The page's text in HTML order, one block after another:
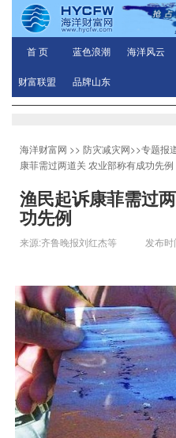
首 页 蓝色浪潮 海洋风云
财富联盟 品牌山东
海洋财富网 >> 防灾减灾网>>专题报
康菲需过两道关 农业部称有成功先例
渔民起诉康菲需过
功先例
来源:齐鲁晚报刘红杰等 发布时